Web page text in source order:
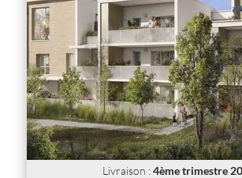
Livraison :4ème trimestre